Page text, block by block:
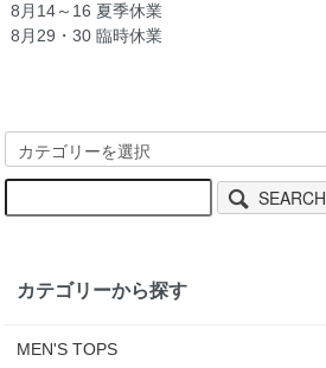
8月14～16 夏季休業
8月29・30 臨時休業
SEARCH
カテゴリーから探す
MEN'S TOPS